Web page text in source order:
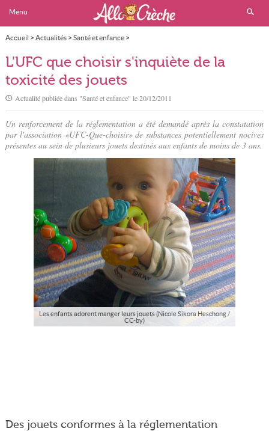
Menu
Accueil > Actualités> Santé et enfance>
L'UFC que choisir s'inquiète de la toxicité des jouets
L'UFC que choisir s'inquiète de la
toxicité des jouets
Actualité publiée dans "Santé et enfance" le20/12/2011
Un renforcement de la réglementation a été demandé après la constatation
par l'association «UFC-Que-choisir» de substances potentiellement nocives
présentes au sein de plusieurs jouets destinés aux enfants de moins de 3 ans.
Les enfants adorent manger leurs jouets (Nicole Sikora Heschong /
CC-by)
Des jouets conformes à la réglementation